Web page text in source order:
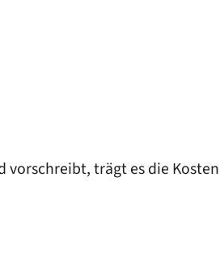
vorschreibt, trägt es die